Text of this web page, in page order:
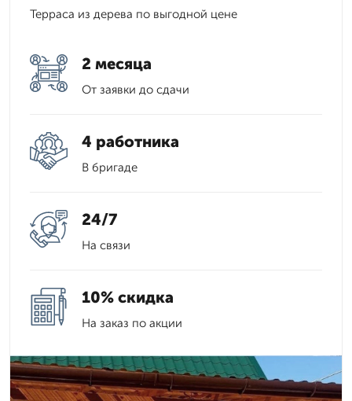
Терраса из дерева по выгодной цене
2 месяца
От заявки до сдачи
4 работника
В бригаде
24/7
На связи
10% скидка
На заказ по акции